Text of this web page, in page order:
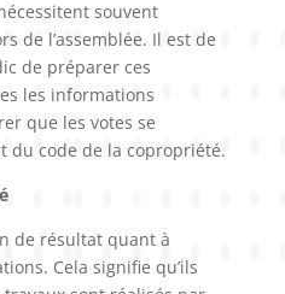
souvent
de l’assemblée. Il est de
de préparer ces
les informations
que les votes se
du code de la copropriété.
de résultat quant à
Cela signifie qu’ils